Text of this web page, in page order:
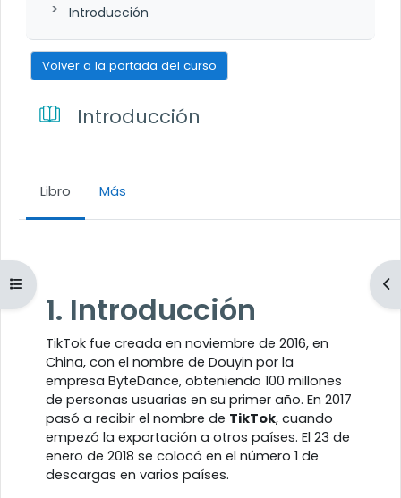
Abrir índice del curso
Introducción
Volver a la portada del curso
Introducción
Libro Más
1. Introducción
TikTok fue creada en noviembre de 2016, en
China, con el nombre de Douyin por la
empresa ByteDance, obteniendo 100 millones
de personas usuarias en su primer año. En 2017
pasó a recibir el nombre de TikTok, cuando
empezó la exportación a otros países. El 23 de
enero de 2018 se colocó en el número 1 de
descargas en varios países.